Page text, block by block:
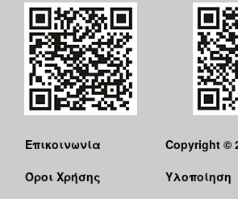
Επικοινωνία
Όροι Χρήσης
Copyright ©
Υλοποίηση